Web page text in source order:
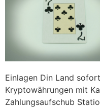
Einlagen Din Land
Kryptowährungen mit
Zahlungsaufschub